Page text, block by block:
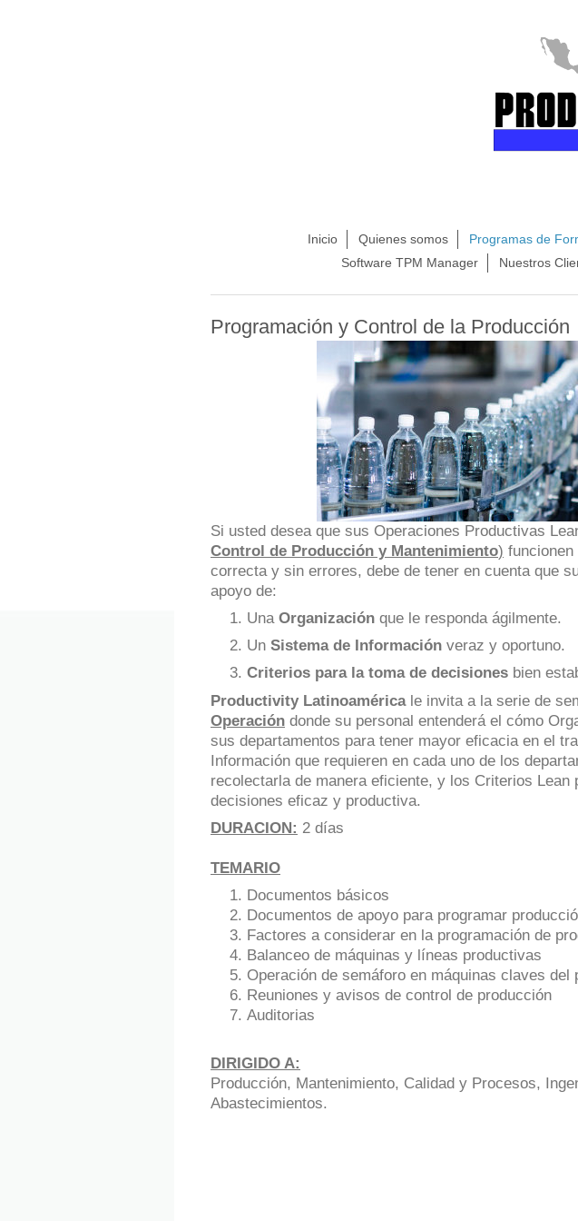
Inicio Quienes somos Programas de
Software TPM Manager
Nuestros
Programación y Control de la Producción
Si usted desea que sus Operaciones Productivas
Control de Producción y Mantenimiento) funcionen
correcta y sin errores, debe de tener en cuenta que
apoyo de:
Una Organización que le responda ágilmente.
Un Sistema de Información veraz y oportuno.
Criterios para la toma de decisiones bien
Productivity Latinoaméricale invita a la serie de
Operación donde su personal entenderá el cómo
sus departamentos para tener mayor eficacia en el
Información que requieren en cada uno de los
recolectarla de manera eficiente, y los Criterios Lean
decisiones eficaz y productiva.
DURACION: 2 días
TEMARIO
Documentos básicos
Documentos de apoyo para programar
Factores a considerar en la programación de
Balanceo de máquinas y líneas productivas
Operación de semáforo en máquinas claves del
Reuniones y avisos de control de producción
Auditorias
DIRIGIDO A:
Producción, Mantenimiento, Calidad y Procesos,
Abastecimientos.